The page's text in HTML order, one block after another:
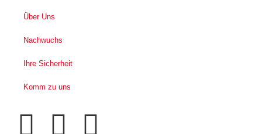
Über Uns
Nachwuchs
Ihre Sicherheit
Komm zu uns